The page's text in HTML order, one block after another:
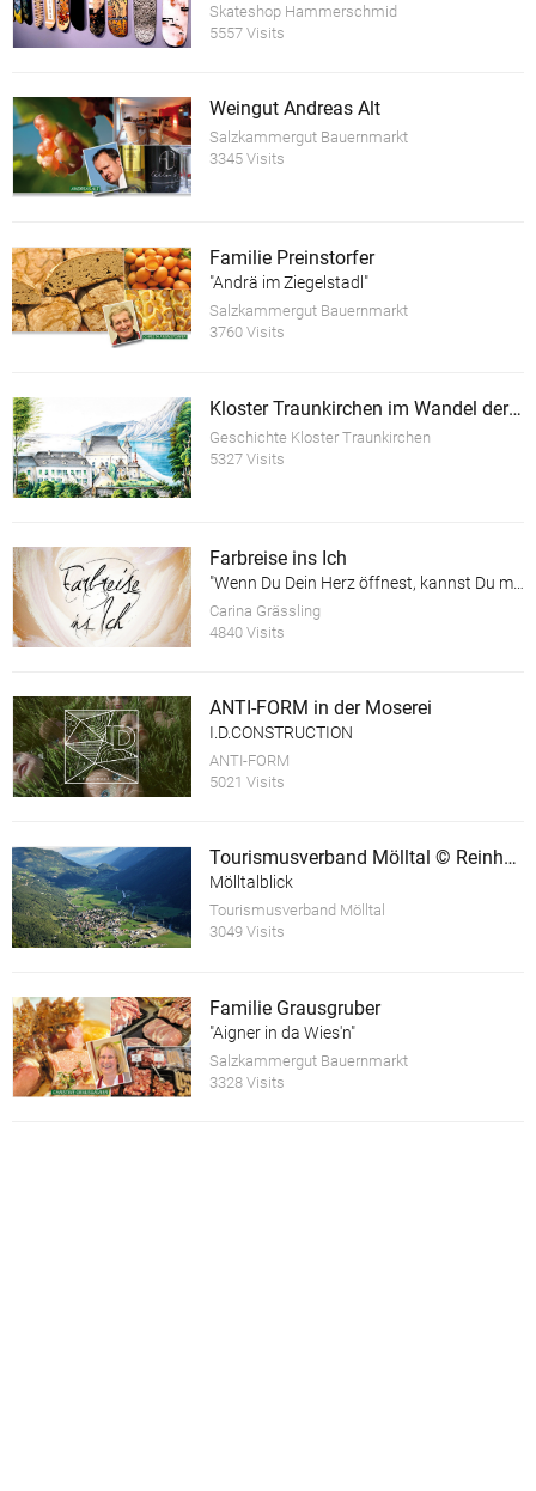
Skateshop Hammerschmid
5557 Visits
Weingut Andreas Alt
Salzkammergut Bauernmarkt
3345 Visits
Familie Preinstorfer
"Andrä im Ziegelstadl"
Salzkammergut Bauernmarkt
3760 Visits
Kloster Traunkirchen im Wandel der Zeit
Geschichte Kloster Traunkirchen
5327 Visits
Farbreise ins Ich
"Wenn Du Dein Herz öffnest, kannst Du mehr sehen als Deine Augen erfassen können!"
Carina Grässling
4840 Visits
ANTI-FORM in der Moserei
I.D.CONSTRUCTION
ANTI-FORM
5021 Visits
Tourismusverband Mölltal © Reinhard Kager
Mölltalblick
Tourismusverband Mölltal
3049 Visits
Familie Grausgruber
"Aigner in da Wies'n"
Salzkammergut Bauernmarkt
3328 Visits